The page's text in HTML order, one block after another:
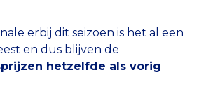
erbij dit seizoen is het al een
en dus blijven de
hetzelfde als vorig